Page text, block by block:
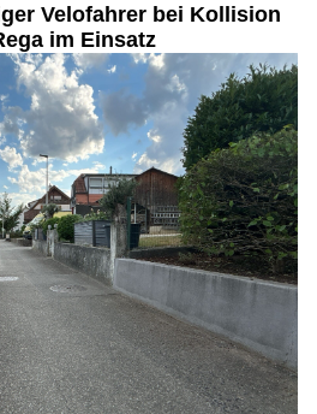
Velofahrer bei Kollision
im Einsatz